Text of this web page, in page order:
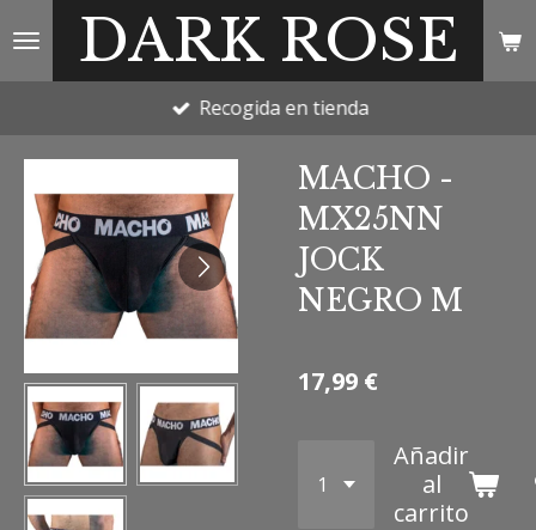
DARK ROSE
Recogida en tienda
MACHO -
MX25NN
JOCK
NEGRO M
17,99 €
Añadir
al
carrito